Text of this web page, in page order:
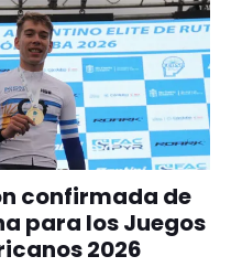
confirmada de
para los Juegos
2026